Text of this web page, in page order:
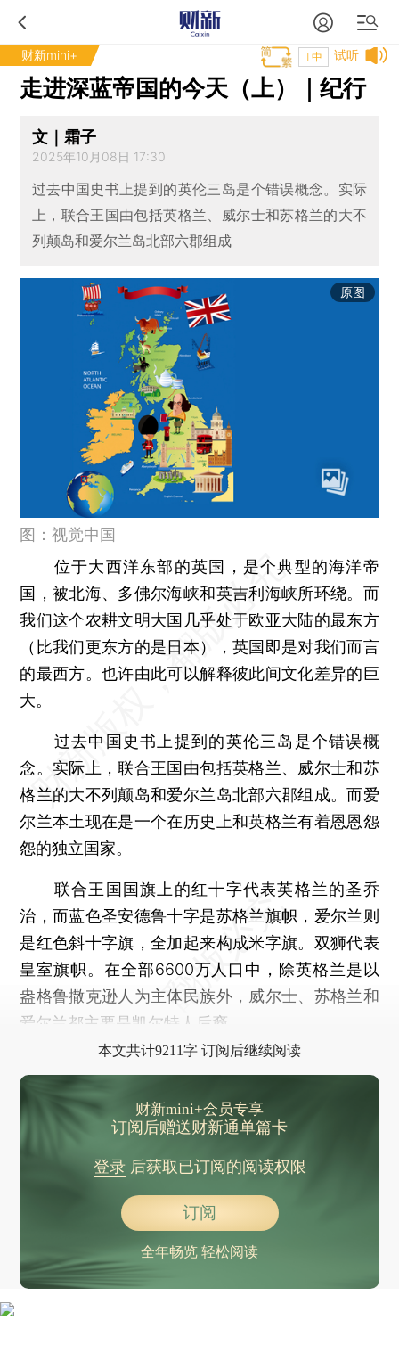
财新mini+ 试听
T中
走进深蓝帝国的今天（上）｜纪行
文｜霜子
2025年10月08日 17:30
过去中国史书上提到的英伦三岛是个错误概念。实际
上，联合王国由包括英格兰、威尔士和苏格兰的大不
列颠岛和爱尔兰岛北部六郡组成
原图
图：视觉中国
位于大西洋东部的英国，是个典型的海洋帝
国，被北海、多佛尔海峡和英吉利海峡所环绕。而
我们这个农耕文明大国几乎处于欧亚大陆的最东方
（比我们更东方的是日本），英国即是对我们而言
的最西方。也许由此可以解释彼此间文化差异的巨
大。
过去中国史书上提到的英伦三岛是个错误概
念。实际上，联合王国由包括英格兰、威尔士和苏
格兰的大不列颠岛和爱尔兰岛北部六郡组成。而爱
尔兰本土现在是一个在历史上和英格兰有着恩恩怨
怨的独立国家。
联合王国国旗上的红十字代表英格兰的圣乔
治，而蓝色圣安德鲁十字是苏格兰旗帜，爱尔兰则
是红色斜十字旗，全加起来构成米字旗。双狮代表
皇室旗帜。在全部6600万人口中，除英格兰是以
盎格鲁撒克逊人为主体民族外，威尔士、苏格兰和
爱尔兰都主要是凯尔特人后裔。
本文共计9211字 订阅后继续阅读
财新mini+会员专享
订阅后赠送财新通单篇卡
登录后获取已订阅的阅读权限
订阅
全年畅览 轻松阅读